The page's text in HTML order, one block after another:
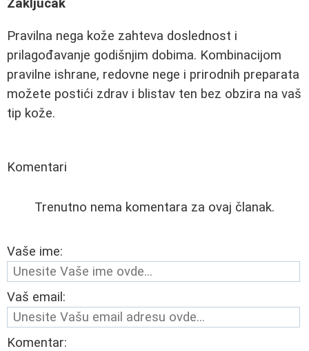
Zaključak
Pravilna nega kože zahteva doslednost i
prilagođavanje godišnjim dobima. Kombinacijom
pravilne ishrane, redovne nege i prirodnih preparata
možete postići zdrav i blistav ten bez obzira na vaš
tip kože.
Komentari
Trenutno nema komentara za ovaj članak.
Vaše ime:
Vaš email:
Komentar: